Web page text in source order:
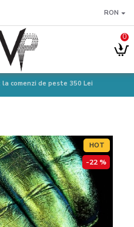
RON
0
comenzi de peste 350 Lei
HOT
-22 %